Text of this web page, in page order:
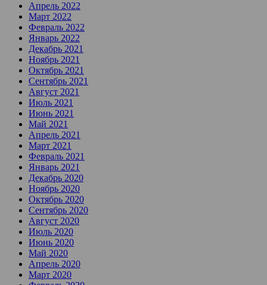
Апрель 2022
Март 2022
Февраль 2022
Январь 2022
Декабрь 2021
Ноябрь 2021
Октябрь 2021
Сентябрь 2021
Август 2021
Июль 2021
Июнь 2021
Май 2021
Апрель 2021
Март 2021
Февраль 2021
Январь 2021
Декабрь 2020
Ноябрь 2020
Октябрь 2020
Сентябрь 2020
Август 2020
Июль 2020
Июнь 2020
Май 2020
Апрель 2020
Март 2020